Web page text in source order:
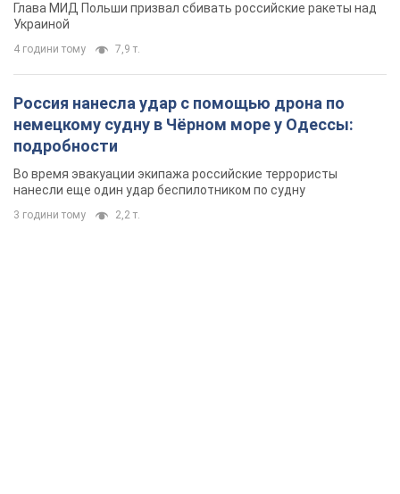
Глава МИД Польши призвал сбивать российские ракеты над
Украиной
4 години тому 7,9 т.
Россия нанесла удар с помощью дрона по
немецкому судну в Чёрном море у Одессы:
подробности
Во время эвакуации экипажа российские террористы
нанесли еще один удар беспилотником по судну
3 години тому 2,2 т.